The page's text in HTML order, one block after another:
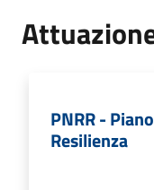
PNRR -
Resilienza